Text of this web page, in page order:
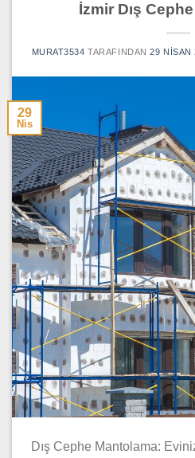
İzmir Dış
MURAT3534 TARAFINDAN 29 NISAN
29
Nis
Dış Cephe Mantolama: